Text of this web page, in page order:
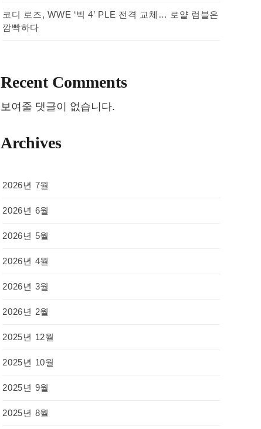
코디 로즈, WWE ‘빅 4’ PLE 전격 교체… 로얄 럼블은
깜빡하다
Recent Comments
보여줄 댓글이 없습니다.
Archives
2026년 7월
2026년 6월
2026년 5월
2026년 4월
2026년 3월
2026년 2월
2025년 12월
2025년 10월
2025년 9월
2025년 8월